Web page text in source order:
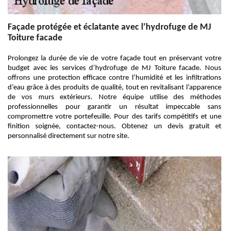
Façade protégée et éclatante avec l’hydrofuge de MJ
Toiture facade
Prolongez la durée de vie de votre façade tout en préservant votre
budget avec les services d’hydrofuge de MJ Toiture facade. Nous
offrons une protection efficace contre l’humidité et les infiltrations
d’eau grâce à des produits de qualité, tout en revitalisant l’apparence
de vos murs extérieurs. Notre équipe utilise des méthodes
professionnelles pour garantir un résultat impeccable sans
compromettre votre portefeuille. Pour des tarifs compétitifs et une
finition soignée, contactez-nous. Obtenez un devis gratuit et
personnalisé directement sur notre site.